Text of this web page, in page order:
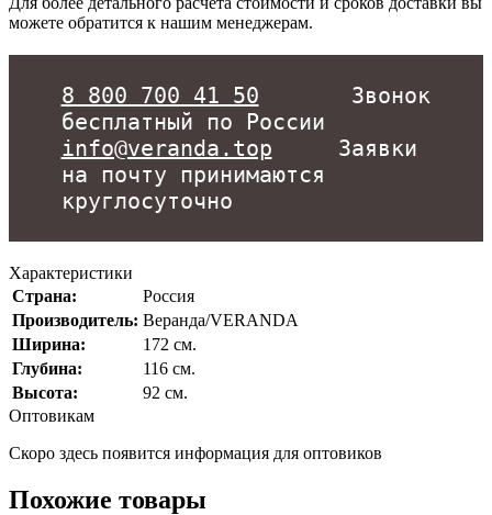
можете обратится к нашим менеджерам.
8 800 700 41 50
       Звонок
info@veranda.top
     Заявки
на почту принимаются
круглосуточно
Характеристики
Cтрана:
Россия
Производитель: Веранда/VERANDA
Ширина:
172 см.
Глубина:
116 см.
Высота:
92 см.
Оптовикам
Скоро здесь появится информация для оптовиков
Похожие товары